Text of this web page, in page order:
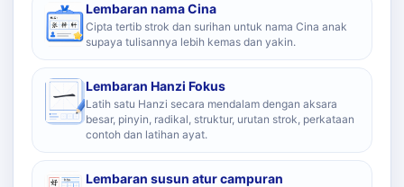
Lembaran nama Cina
Cipta tertib strok dan surihan untuk nama Cina anak
supaya tulisannya lebih kemas dan yakin.
Lembaran Hanzi Fokus
Latih satu Hanzi secara mendalam dengan aksara
besar, pinyin, radikal, struktur, urutan strok, perkataan
contoh dan latihan ayat.
Lembaran susun atur campuran